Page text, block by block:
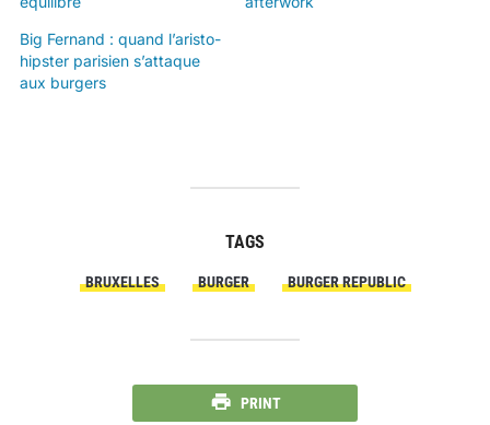
Big Fernand : quand l’aristo-
hipster parisien s’attaque
aux burgers
TAGS
BRUXELLES BURGER BURGER REPUBLIC
PRINT